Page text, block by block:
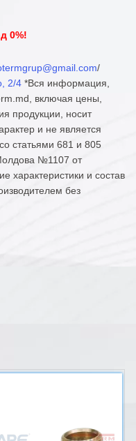
0%!
/
2/4 *Вся информация,
включая цены,
продукции, носит
и не является
статьями 681 и 805
№1107 от
характеристики и состав
без